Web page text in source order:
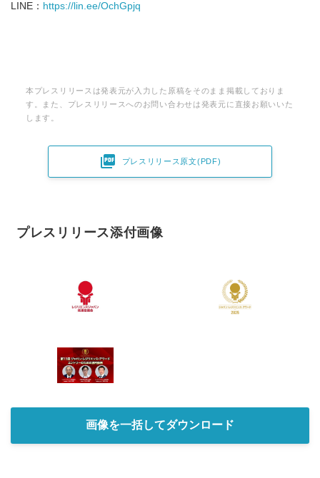
LINE： https://lin.ee/OchGpjq
本プレスリリースは発表元が入力した原稿をそのまま掲載しておりま
す。また、プレスリリースへのお問い合わせは発表元に直接お願いいた
します。
 プレスリリース原文(PDF)
プレスリリース添付画像
画像を一括してダウンロード